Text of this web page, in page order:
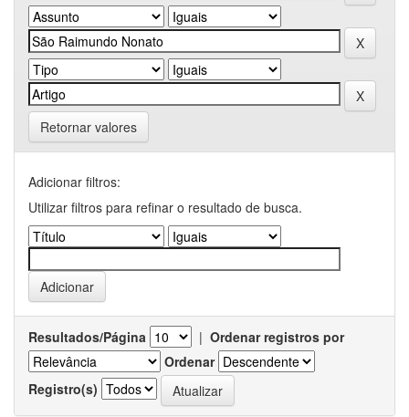
Retornar valores
Adicionar filtros:
Utilizar filtros para refinar o resultado de busca.
Resultados/Página | Ordenar registros por
Ordenar
Registro(s)